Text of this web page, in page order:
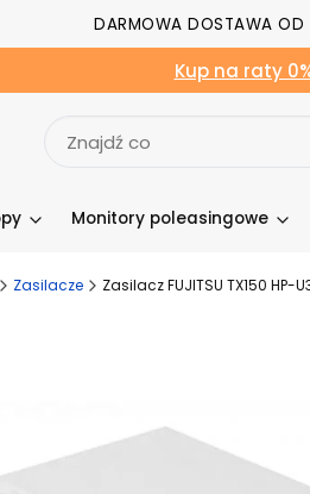
DARMOWA DOSTAWA
Kup na raty
Monitory poleasingowe
Zasilacze Zasilacz FUJITSU TX150 HP-